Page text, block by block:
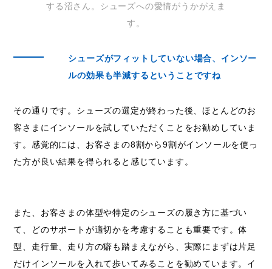
する沼さん。シューズへの愛情がうかがえま
す。
シューズがフィットしていない場合、インソー
ルの効果も半減するということですね
その通りです。シューズの選定が終わった後、ほとんどのお
客さまにインソールを試していただくことをお勧めしていま
す。感覚的には、お客さまの8割から9割がインソールを使っ
た方が良い結果を得られると感じています。
また、お客さまの体型や特定のシューズの履き方に基づい
て、どのサポートが適切かを考慮することも重要です。体
型、走行量、走り方の癖も踏まえながら、実際にまずは片足
だけインソールを入れて歩いてみることを勧めています。イ